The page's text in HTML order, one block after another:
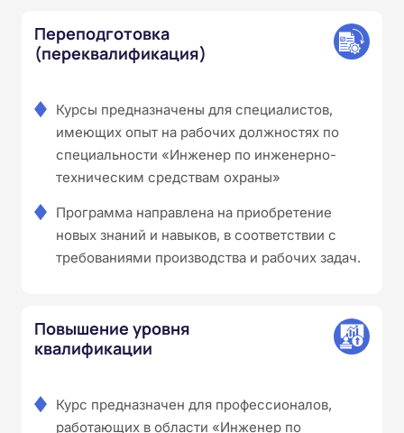
Переподготовка
(переквалификация)
Курсы предназначены для специалистов,
имеющих опыт на рабочих должностях по
специальности «Инженер по инженерно-
техническим средствам охраны»
Программа направлена на приобретение
новых знаний и навыков, в соответствии с
требованиями производства и рабочих задач.
Повышение уровня
квалификации
Курс предназначен для профессионалов,
работающих в области «Инженер по